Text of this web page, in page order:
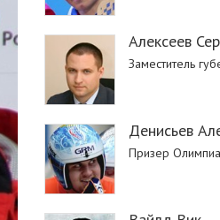
Алексеев
Заместитель
Денисьев
Призер